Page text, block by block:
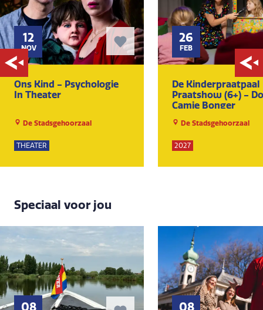
12
NOV
Ons Kind - Psychologie
In Theater
De Stadsgehoorzaal
THEATER
26
FEB
De Kinderpraatpaal
Praatshow (6+) -
Camie Bonger
De Stadsgehoorzaal
2027
Speciaal voor jou
08 08